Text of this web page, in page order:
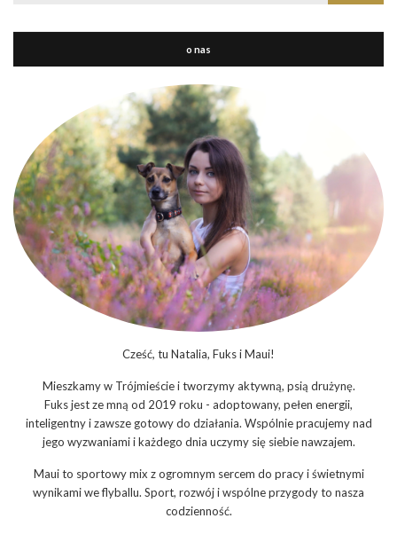
o nas
Cześć, tu Natalia, Fuks i Maui!
Mieszkamy w Trójmieście i tworzymy aktywną, psią drużynę.
Fuks jest ze mną od 2019 roku - adoptowany, pełen energii,
inteligentny i zawsze gotowy do działania. Wspólnie pracujemy nad
jego wyzwaniami i każdego dnia uczymy się siebie nawzajem.
Maui to sportowy mix z ogromnym sercem do pracy i świetnymi
wynikami we flyballu. Sport, rozwój i wspólne przygody to nasza
codzienność.